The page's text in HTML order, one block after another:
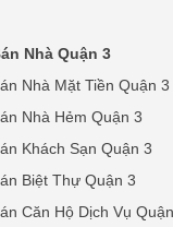
Nhà Quận 3
Nhà Mặt Tiền Quận 3
Nhà Hẻm Quận 3
Khách Sạn Quận 3
Biệt Thự Quận 3
Căn Hộ Dịch Vụ